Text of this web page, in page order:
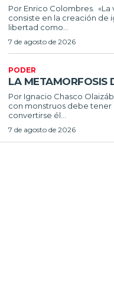
Por Enrico Colombres. «La
consiste en la creación de
libertad como...
7 de agosto de 2026
PODER
LA METAMORFOSIS
Por Ignacio Chasco
con monstruos debe tener
convertirse él...
7 de agosto de 2026